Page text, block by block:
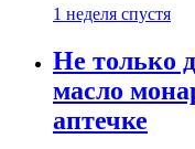
1 неделя спустя
Не только
масло
аптечке